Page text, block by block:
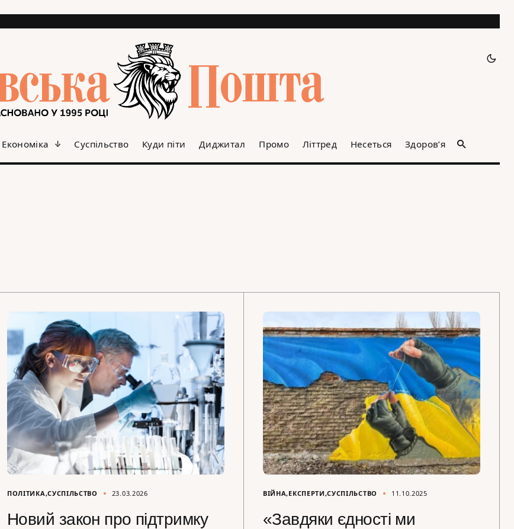
Економіка Суспільство Куди піти Диджитал Промо Літтред Несеться Здоров’я
ПОЛІТИКА СУСПІЛЬСТВО 23.03.2026
Новий закон про підтримку
ВІЙНА ЕКСПЕРТИ СУСПІЛЬСТВО 11.10.2025
«Завдяки єдності ми